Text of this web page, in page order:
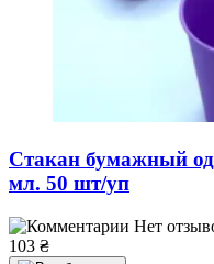
Стакан бумажный
мл. 50 шт/уп
Нет
103 ₴